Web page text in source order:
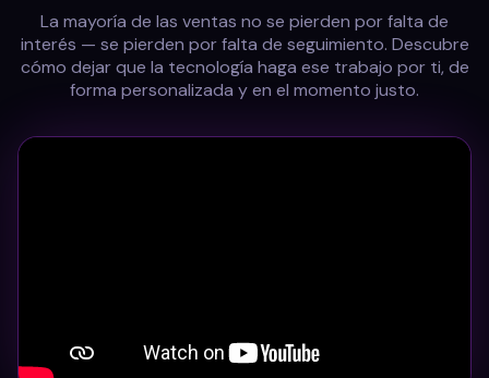
La mayoría de las ventas no se pierden por falta de
interés — se pierden por falta de seguimiento. Descubre
cómo dejar que la tecnología haga ese trabajo por ti, de
forma personalizada y en el momento justo.